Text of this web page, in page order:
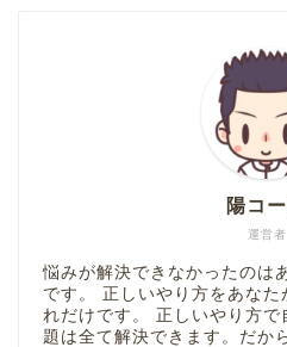
運営者
陽コ
悩みが解決できなかったのは
です。 正しいやり方をあな
れだけです。 正しいやり方で
題は全て解決できます。だか